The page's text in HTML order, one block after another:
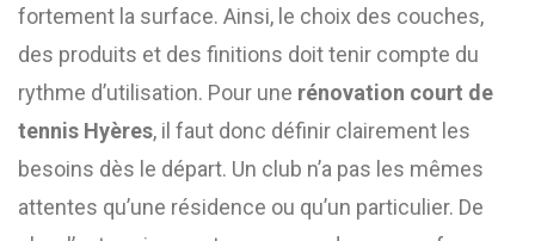
fortement la surface. Ainsi, le choix des couches,
des produits et des finitions doit tenir compte du
rythme d’utilisation. Pour une rénovation court de
tennis Hyères, il faut donc définir clairement les
besoins dès le départ. Un club n’a pas les mêmes
attentes qu’une résidence ou qu’un particulier. De